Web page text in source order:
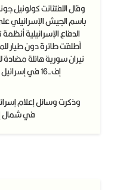
وقال اللفتنانت كولونيل
باسم الجيش الإسرائيلي
الدفاع الإسرائيلية
أطلقت طائرة دون طيار
نيران سورية هائلة
إف-16 في إسرائيل والطياران بخير“.
وذكرت وسائل إعلام
في شمال